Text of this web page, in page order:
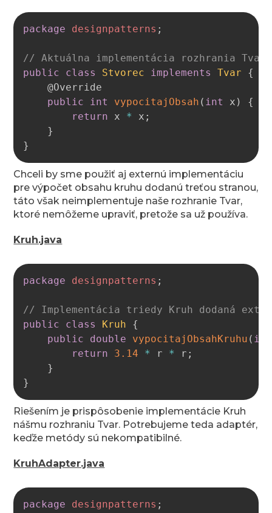
package designpatterns ;
// Aktuálna implementácia rozhrania Tvar
public
class Stvorec implements Tvar
{
@Override
public
int vypocitajObsah ( int x )
{
return x * x ;
}
}
Chceli by sme použiť aj externú implementáciu
pre výpočet obsahu kruhu dodanú treťou stranou,
táto však neimplementuje naše rozhranie Tvar,
ktoré nemôžeme upraviť, pretože sa už používa.
Kruh.java
package designpatterns ;
// Implementácia triedy Kruh dodaná
public
class Kruh
{
public
double vypocitajObsahKruhu ( int
return
3.14 * r * r ;
}
}
Riešením je prispôsobenie implementácie Kruh
nášmu rozhraniu Tvar. Potrebujeme teda adaptér,
keďže metódy sú nekompatibilné.
KruhAdapter.java
package designpatterns ;